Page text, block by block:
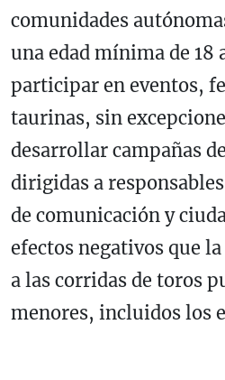
comunidades
una edad mínima de 18
participar en eventos,
taurinas, sin
desarrollar campañas
dirigidas a
de comunicación y
efectos negativos que
a las corridas de toros
menores, incluidos los